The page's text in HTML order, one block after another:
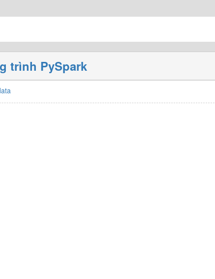
trình PySpark